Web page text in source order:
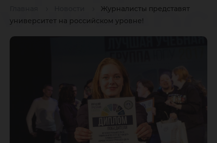
Журналисты представят
университет на российском уровне!
на